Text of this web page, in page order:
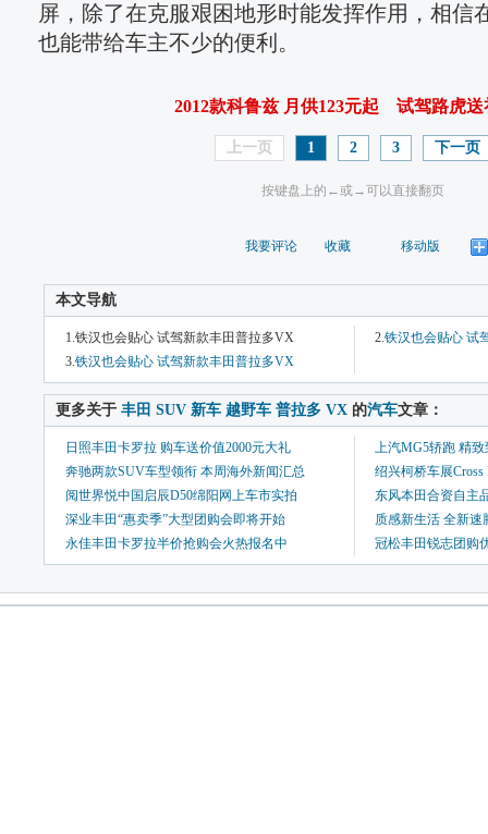
屏，除了在克服艰困地形时能发挥作用，相信
也能带给车主不少的便利。
2012款科鲁兹 月供123元起 试驾路虎送
上一页 1 2 3 下一页
按键盘上的←或→可以直接翻页
我要评论 收藏 移动版
本文导航
1.铁汉也会贴心 试驾新款丰田普拉多VX 2.铁汉也会贴心 试
3.铁汉也会贴心 试驾新款丰田普拉多VX
更多关于 丰田 SUV 新车 越野车 普拉多 VX 的汽车文章：
日照丰田卡罗拉 购车送价值2000元大礼
上汽MG5轿跑 精
奔驰两款SUV车型领衔 本周海外新闻汇总
绍兴柯桥车展
阅世界悦中国启辰D50绵阳网上车市实拍
东风本田合资自主
深业丰田“惠卖季”大型团购会即将开始
质感新生活 全新速
永佳丰田卡罗拉半价抢购会火热报名中
冠松丰田锐志团购